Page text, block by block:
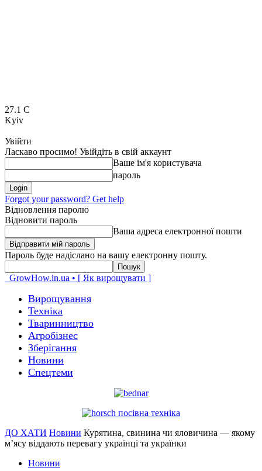
27.1 C
Kyiv
Увійти
Ласкаво просимо! Увійдіть в свій аккаунт
Ваше ім'я користувача
пароль
Forgot your password? Get help
Відновлення паролю
Відновити пароль
Ваша адреса електронної пошти
Пароль буде надіслано на вашу електронну пошту.
GrowHow.in.ua • [ Як вирощувати ]
Вирощування
Техніка
Тваринництво
Агробізнес
Зберігання
Новини
Спецтеми
ДО ХАТИ Новини Курятина, свинина чи яловичина — якому
м’ясу віддають перевагу українці та українки
Новини